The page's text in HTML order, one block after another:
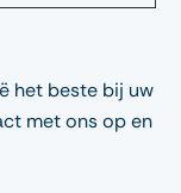
het beste bij uw
met ons op en